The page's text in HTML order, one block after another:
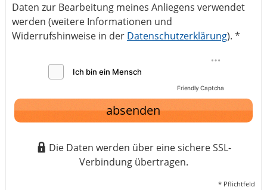
Daten zur Bearbeitung meines Anliegens verwendet
werden (weitere Informationen und
Widerrufshinweise in der Datenschutzerklärung). *
Friendly Captcha
absenden
Die Daten werden über eine sichere SSL-
Verbindung übertragen.
* Pflichtfeld